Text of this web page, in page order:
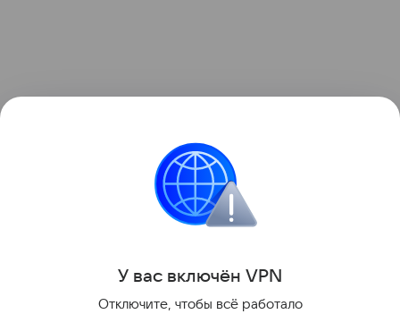
на видео мощный выброс плазмы из Солнца
Поделиться
У вас включён VPN
Отключите, чтобы всё работало